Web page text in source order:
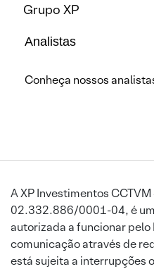
Grupo XP
Analistas
Conheça nossos
A XP Investimentos
02.332.886/0001-04, é
autorizada a funcionar pelo
comunicação através de
está sujeita a interrupções